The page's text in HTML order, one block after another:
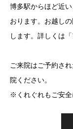
博多駅からほど近
おります。お越し
します。詳しくは
ご来院はご予約さ
院ください。
※くれぐれもご安全